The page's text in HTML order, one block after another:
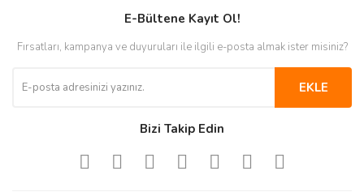
E-Bültene Kayıt Ol!
Fırsatları, kampanya ve duyuruları ile ilgili e-posta almak ister misiniz?
EKLE
Bizi Takip Edin